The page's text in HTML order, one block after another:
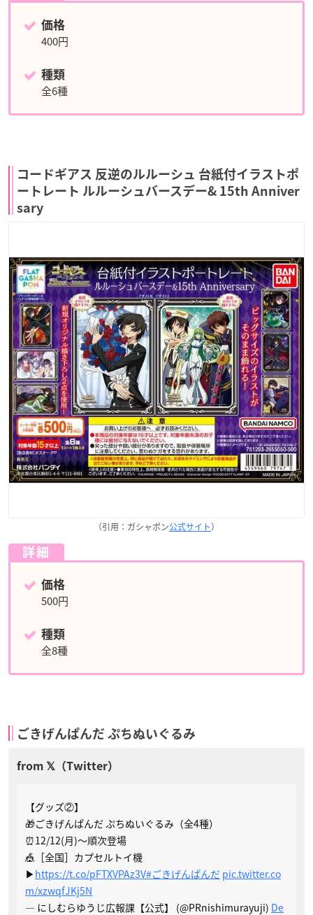
価格
400円
種類
全6種
コードギアス 反逆のルルーシュ 台紙付イラストポ
ートレート ルルーシュバースデー& 15th Anniver
sary
（引用：ガシャポン公式サイト）
詳細
価格
500円
種類
全8種
ごきげんぱんだ ぷちぬいぐるみ
【グッズ②】
🎁ごきげんぱんだ ぷちぬいぐるみ（全4種）
⏰12/12(月)〜順次登場
🎪［全国］カプセルトイ機
▶ https://t.co/pFTXVPAz3V#ごきげんぱんだ pic.twitter.co
m/xzwqfJKj5N
— にしむらゆうじ広報課【公式】 (@PRnishimurayuji) De